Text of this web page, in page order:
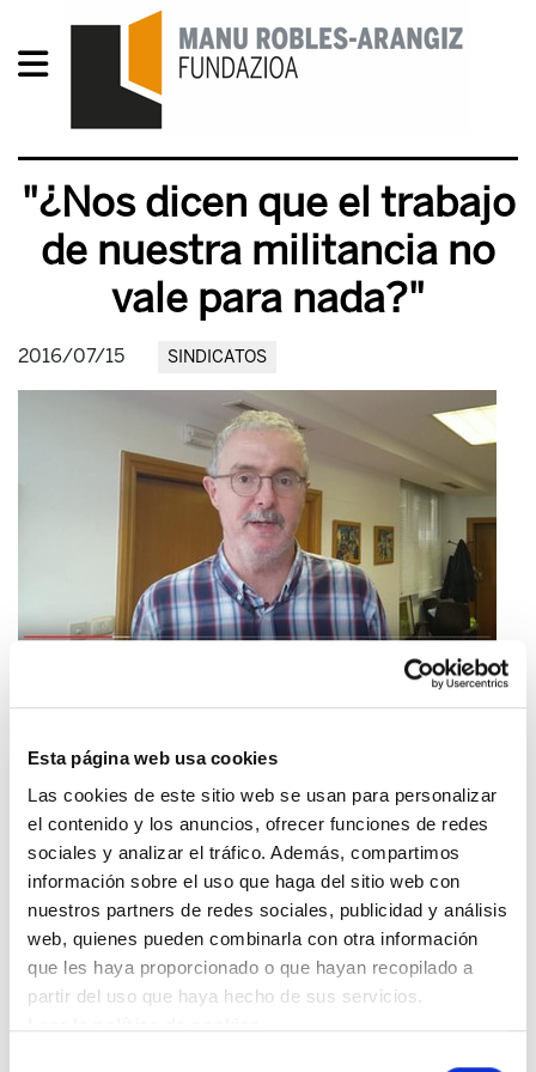
Esta página web usa cookies
Las cookies de este sitio web se usan para personalizar
el contenido y los anuncios, ofrecer funciones de redes
sociales y analizar el tráfico. Además, compartimos
información sobre el uso que haga del sitio web con
nuestros partners de redes sociales, publicidad y análisis
web, quienes pueden combinarla con otra información
que les haya proporcionado o que hayan recopilado a
partir del uso que haya hecho de sus servicios.
"¿Nos dicen que el trabajo
de nuestra militancia no
vale para nada?"
2016/07/15 SINDICATOS
La cuestión es bien sencilla: quién elige la
representación sindical. Si la eligen los y las
trabajadoras, o la elige el gobierno y la patronal o
el empresario. Y la propuesta que hace el
gobierno es gravísima, porque otorga la
capacidad de decidir con quién se negocia, no a
las personas que han elegido las y los
trabajadores, no a las mayorías sindicales, sino a
la minoría, aquel que la empresa, el empresario o
la patronal elija.